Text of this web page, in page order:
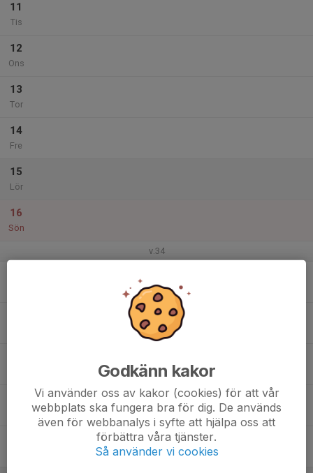
11
Tis
12
Ons
13
Tor
14
Fre
15
Lör
16
Sön
v.34
Godkänn kakor
Vi använder oss av kakor (cookies) för att vår
webbplats ska fungera bra för dig. De används
även för webbanalys i syfte att hjälpa oss att
förbättra våra tjänster.
Så använder vi cookies